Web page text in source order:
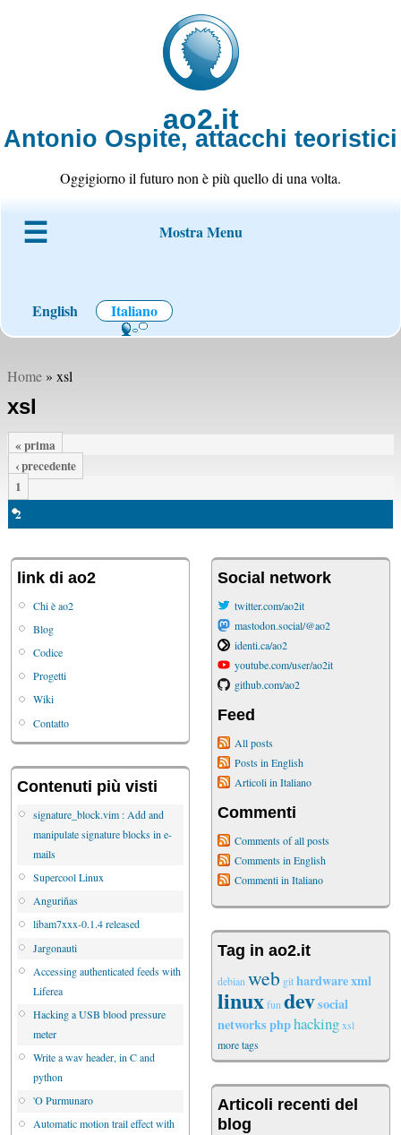
ao2.it
Antonio Ospite, attacchi teoristici
Oggigiorno il futuro non è più quello di una volta.
Mostra Menu
English Italiano
Home» xsl
xsl
« prima
‹ precedente
1
2
link di ao2
Chi è ao2
Blog
Codice
Progetti
Wiki
Contatto
Contenuti più visti
signature_block.vim : Add and
manipulate signature blocks in e-
mails
Supercool Linux
Anguriñas
libam7xxx-0.1.4 released
Jargonauti
Accessing authenticated feeds with
Liferea
Hacking a USB blood pressure
meter
Write a wav header, in C and
python
'O Purmunaro
Automatic motion trail effect with
Social network
twitter.com/ao2it
mastodon.social/@ao2
identi.ca/ao2
youtube.com/user/ao2it
github.com/ao2
Feed
All posts
Posts in English
Articoli in Italiano
Commenti
Comments of all posts
Comments in English
Commenti in Italiano
Tag in ao2.it
debian web githardwarexml
linuxfun devsocial
networksphphackingxsl
more tags
Articoli recenti del
blog